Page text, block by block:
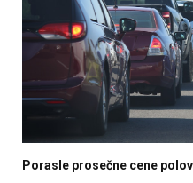
Porasle prosečne cene